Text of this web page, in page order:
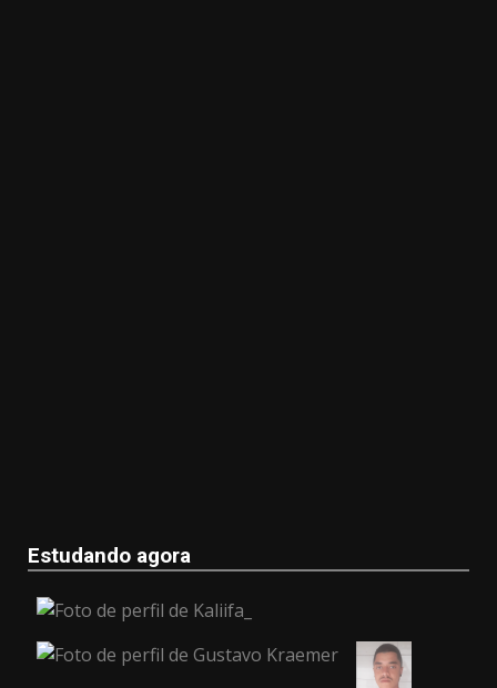
Estudando agora